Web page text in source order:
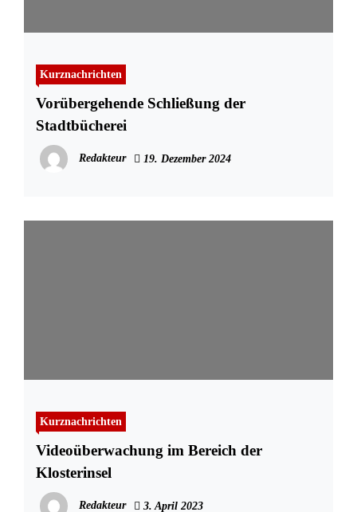
Kurznachrichten
Vorübergehende Schließung der
Stadtbücherei
Redakteur 19. Dezember 2024
Kurznachrichten
Videoüberwachung im Bereich der
Klosterinsel
Redakteur 3. April 2023